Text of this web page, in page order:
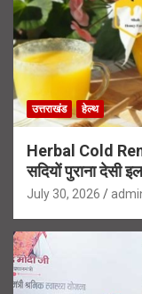
उत्तराखंड हेल्थ
Herbal Cold
सदियों पुराना देसी
July 30, 2026